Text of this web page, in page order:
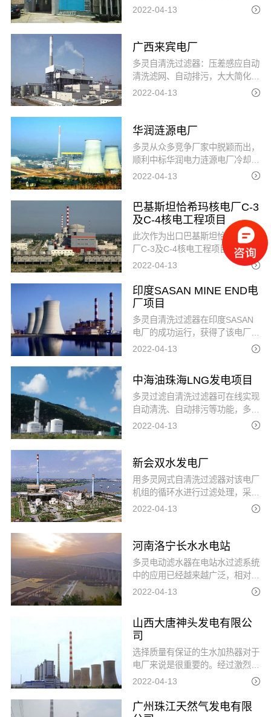
环冷却机组，对保护机组系统起到
2022-04-13
广西来宾电厂
多灵自清洗过滤器：压差感应自动
清洗滤网、自动排污，大大简化了
人工操作工序，有助于实现整个系
铁等行业水过滤。是新城市环保的
亮点。
2022-04-13
华润涟源电厂
多灵从众多竞争厂家中脱颖而出，
顺利中标华润电力涟源电厂冷却循
环水系统的自清洗过滤器项目，经
2022-04-13
巴基斯坦恰希玛核电厂C-3
及C-4核电工程项目
此次作为出口巴基斯坦恰希玛核电
厂C-3及C-4核电工程项目的水过
滤系统供应商，多灵过滤对产品质
2022-04-13
印度SASAN MINE END电
厂项目
多灵自清洗过滤器在印度SASAN
电厂的成功运行，获得了该电厂的
信任，第二期北坑区域项目已确定
2022-04-13
中海油珠海LNG发电项目
多灵过滤自清洗过滤器可在线实现
自动清洗、自动排污等功能，多灵
环境结合中海油珠海LNG发电项
自清洗过滤器作为该系统过滤解决
方案。
2022-04-13
新会双水发电厂
用多灵网式自清洗过滤器对该电厂
机组的循环水进行过滤处理，采用
全不锈钢材质，运用电机带动自清
清洗时系统不断流，具有过滤精度
高、反清时间短、清洗水量少、压
力损失小等优点，可以保障该电厂
循环水的稳定运行。
2022-04-13
河南洛宁长水水电站
多灵电动滤水器在电站水过滤系统
中的应用已经越来越广泛，相对于
一般的水过滤系统，由于电站中水
求。
2022-04-13
山西大唐神头发电有限公
司
选择质量有保证的生水加热器对于
电厂来说是很重要的。经过激烈竞
争，神头发电厂选择了我公司生产
应商中脱颖而出，顺利中标山西神
2022-04-13
广州珠江天然气发电有限